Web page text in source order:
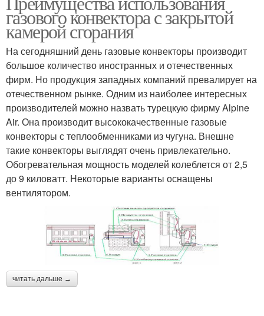
газового конвектора с закрытой
камерой сгорания
На сегодняшний день газовые конвекторы производит
большое количество иностранных и отечественных
фирм. Но продукция западных компаний превалирует на
отечественном рынке. Одним из наиболее интересных
производителей можно назвать турецкую фирму Alpine
Air. Она производит высококачественные газовые
конвекторы с теплообменниками из чугуна. Внешне
такие конвекторы выглядят очень привлекательно.
Обогревательная мощность моделей колеблется от 2,5
до 9 киловатт. Некоторые варианты оснащены
вентилятором.
читать дальше →